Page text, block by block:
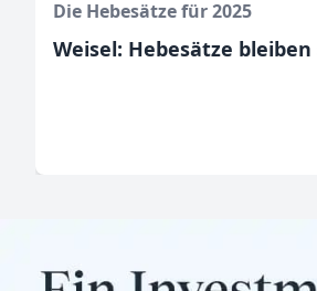
Die Hebesätze für 2025
Weisel: Hebesätze bleiben